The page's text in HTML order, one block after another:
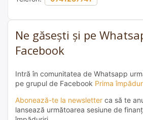
Ne găsești și pe
Facebook
Intră în comunitatea de Whatsapp
pe grupul de Facebook Prima
Abonează-te la newsletter ca să te
lansează următoarea sesiune de